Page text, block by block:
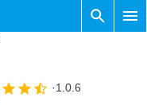
1.0.6